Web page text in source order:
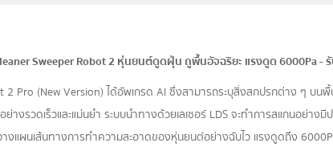
Sweeper Robot 2 หุ่นยนต์ดูดฝุ่น ถูพื้นอัจฉริยะ แรงดูด 6000Pa -
Pro (New Version) ได้อัพเกรด AI ซึ่งสามารถระบุสิ่งสกปรกต่าง ๆ บน
างรวดเร็วและแม่นยำ ระบบนำทางด้วยเลเซอร์ LDS จะทำการสแกนอย่
างแผนเส้นทางการทำความสะอาดของหุ่นยนต์อย่างฉับไว แรงดูดถึง